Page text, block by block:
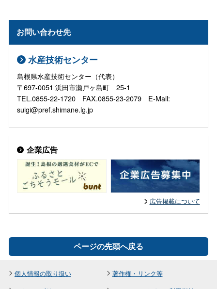
お問い合わせ先
水産技術センター
島根県水産技術センター（代表）
〒697-0051 浜田市瀬戸ヶ島町 25-1
TEL.0855-22-1720 FAX.0855-23-2079 E-Mail:
suigi@pref.shimane.lg.jp
企業広告
広告掲載について
ページの先頭へ戻る
個人情報の取り扱い
著作権・リンク等